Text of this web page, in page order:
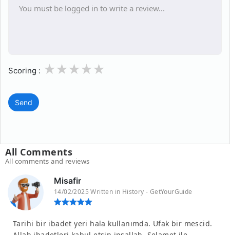
Scoring : 3
2
1
Send
All Comments
All comments and reviews
Misafir
14/02/2025 Written in History - GetYourGuide
Tarihi bir ibadet yeri hala kullanımda. Ufak bir mescid.